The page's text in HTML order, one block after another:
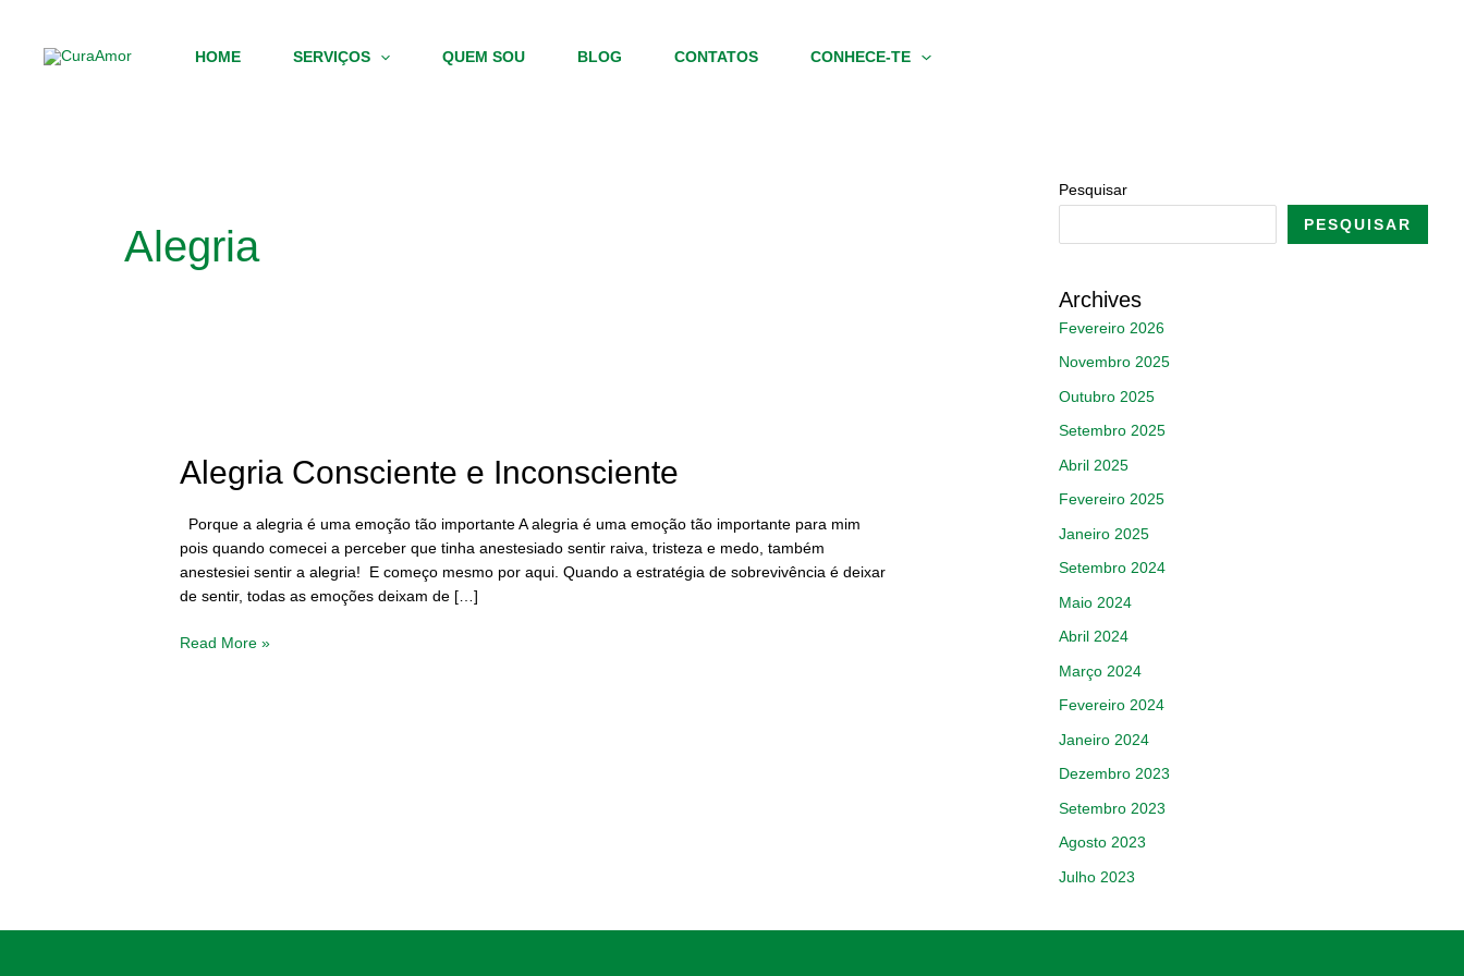
content
HOME SERVIÇOS QUEM SOU BLOG CONTATOS CONHECE-TE
Alegria
Alegria Consciente e Inconsciente
Porque a alegria é uma emoção tão importante A alegria é uma emoção tão importante para mim
pois quando comecei a perceber que tinha anestesiado sentir raiva, tristeza e medo, também
anestesiei sentir a alegria! E começo mesmo por aqui. Quando a estratégia de sobrevivência é deixar
de sentir, todas as emoções deixam de […]
e
Inconsciente
Read More »
Pesquisar
PESQUISAR
Archives
Fevereiro 2026
Novembro 2025
Outubro 2025
Setembro 2025
Abril 2025
Fevereiro 2025
Janeiro 2025
Setembro 2024
Maio 2024
Abril 2024
Março 2024
Fevereiro 2024
Janeiro 2024
Dezembro 2023
Setembro 2023
Agosto 2023
Julho 2023